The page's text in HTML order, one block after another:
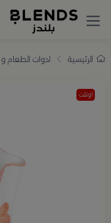
تسوّق من بلندز
الرئيسية ادوات الطعام و
اوتلت